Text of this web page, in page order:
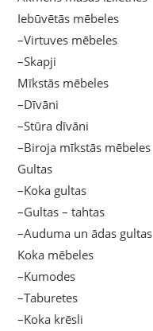
Iebūvētās mēbeles
–Virtuves mēbeles
–Skapji
Mīkstās mēbeles
–Dīvāni
–Stūra dīvāni
–Biroja mīkstās mēbeles
Gultas
–Koka gultas
–Gultas – tahtas
–Auduma un ādas gultas
Koka mēbeles
–Kumodes
–Taburetes
–Koka krēsli